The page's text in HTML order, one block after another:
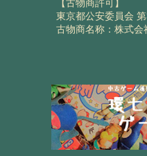
【古物商許可】
東京都公安委員会
古物商名称：株式会